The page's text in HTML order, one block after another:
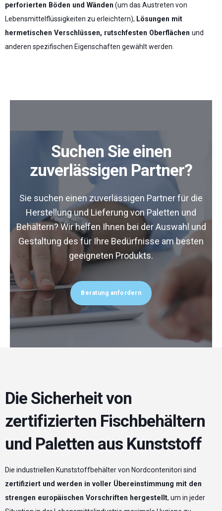
perforierten Böden und Wänden (um das Austreten von
Lebensmittelflüssigkeiten zu erleichtern), Lösungen mit
hermetischen Verschlüssen, rutschfesten Oberflächen und
anderen spezifischen Eigenschaften gewählt werden.
Suchen Sie einen
zuverlässigen Partner?
Sie suchen einen zuverlässigen Partner für die
Herstellung und Lieferung von Paletten und
Behältern? Wir helfen Ihnen bei der Auswahl und
Gestaltung des für Ihre Bedürfnisse am besten
geeigneten Produkts.
Beratung anfordern
Die Sicherheit von
zertifizierten Fischbehältern
und Paletten aus Kunststoff
Die industriellen Kunststoffbehälter von Nordcontenitori sind
zertifiziert und werden in voller Übereinstimmung mit den
strengen europäischen Vorschriften hergestellt, um in jeder